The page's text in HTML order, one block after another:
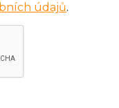
údajů.